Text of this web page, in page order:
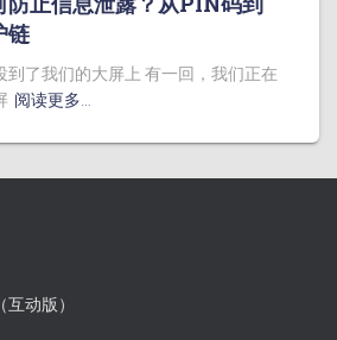
链
到了我们的大屏上 有一回，我们正在
阅读更多…
动版）